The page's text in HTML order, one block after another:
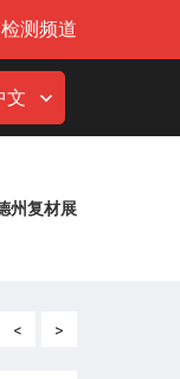
检测频道
文
州复材展
< >